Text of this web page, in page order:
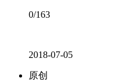
0/163
2018-07-05
原创